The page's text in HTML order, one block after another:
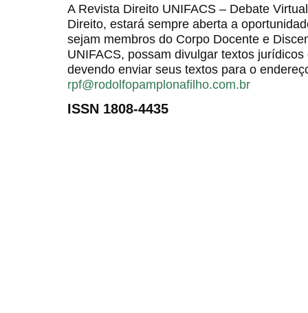
A Revista Direito UNIFACS – Debate
Direito, estará sempre aberta a
sejam membros do Corpo Docente e
UNIFACS, possam divulgar textos
devendo enviar seus textos para o
rpf@rodolfopamplonafilho.com.br
ISSN 1808-4435